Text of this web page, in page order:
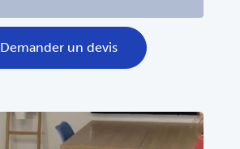
Demander un devis